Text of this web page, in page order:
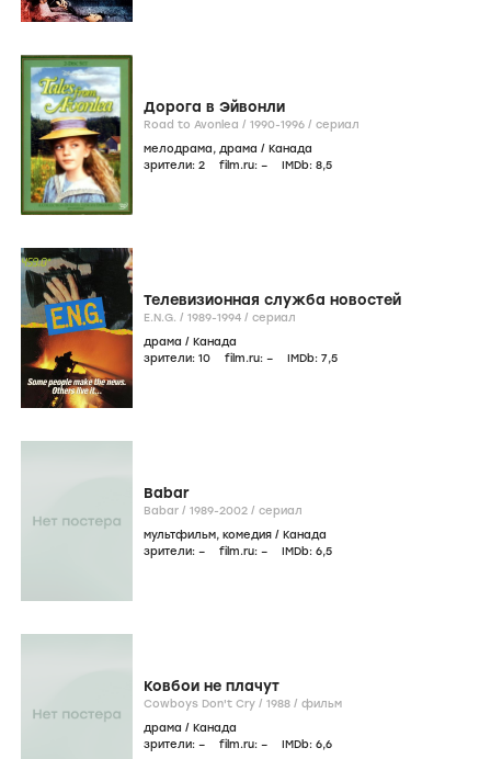
Дорога в Эйвонли
Road to Avonlea / 1990-1996 / сериал
мелодрама, драма / Канада
зрители: 2 film.ru: – IMDb: 8,5
Телевизионная служба новостей
E.N.G. / 1989-1994 / сериал
драма / Канада
зрители: 10 film.ru: – IMDb: 7,5
Babar
Babar / 1989-2002 / сериал
мультфильм, комедия / Канада
зрители: – film.ru: – IMDb: 6,5
Ковбои не плачут
Cowboys Don't Cry / 1988 / фильм
драма / Канада
зрители: – film.ru: – IMDb: 6,6